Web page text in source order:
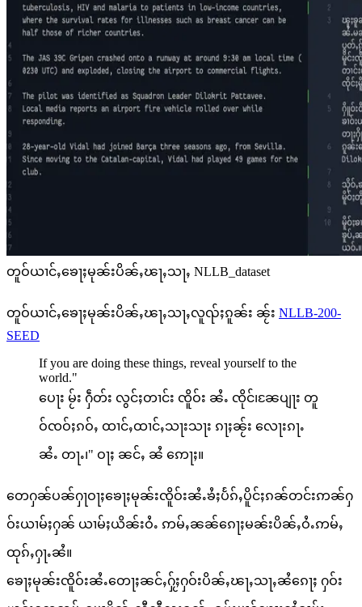
တူဝ်ယၢင်ႇၶေႃႈမုၼ်းပိၼ်ႇၽႃႇသႃႇ NLLB_dataset
တူဝ်ယၢင်ႇၶေႃႈမုၼ်းပိၼ်ႇၽႃႇသႃႇလူၺ်ႈၵူၼ်း ၼႂ်း NLLB-200-
SEED
If you are doing these things, reveal yourself to the
world."
ပေႃး မႂ်း ႁဵတ်း လွင်ႈတၢင်း ၸိူဝ်း ၼႆႉ ၸိုင်၊ၼႄပျႃး တူ
ဝ်ၸဝ်ႈၵဝ်ႇ ထၢင်ႇထၢင်ႇသႃးသႃး ၵႃႈၼႂ်း လေႃးၵႃႉ
ၼႆႉ တႃႉ၊" ဝႃႈ ၼင်ႇ ၼႆ ဢေႃႈ။
တေႁၼ်ပၼ်ႁႃဝႃႈၶေႃႈမုၼ်းၸိူဝ်းၼႆႉၶႆႈပႅၵ်ႇပိူင်ႈၵၼ်တင်းဢၼ်ႁ
ဝ်းယၢမ်ႈႁၼ် ယၢမ်ႈယိၼ်းဝႆႉ ဢမ်ႇၼၼ်ၵေႃႈမၼ်းပိၼ်ႇဝႆႉဢမ်ႇ
ထုၵ်ႇႁႃႉၼႆ။
ၶေႃႈမုၼ်းၸိူဝ်းၼႆႉတေႃႈၼင်ႇႁႂ်ႈႁဝ်းပိၼ်ႇၽႃႇသႃႇၼႆၵေႃႈ ႁဝ်း